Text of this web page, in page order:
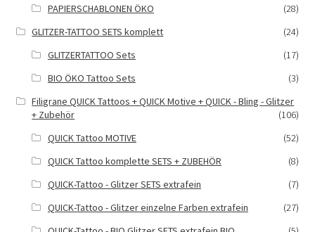
PAPIERSCHABLONEN ÖKO
(28)
GLITZER-TATTOO SETS komplett
(24)
GLITZERTATTOO Sets
(17)
BIO ÖKO Tattoo Sets
(3)
Filigrane QUICK Tattoos + QUICK Motive + QUICK - Bling - Glitzer
+ Zubehör
(106)
QUICK Tattoo MOTIVE
(52)
QUICK Tattoo komplette SETS + ZUBEHÖR
(8)
QUICK-Tattoo - Glitzer SETS extrafein
(7)
QUICK-Tattoo - Glitzer einzelne Farben extrafein
(27)